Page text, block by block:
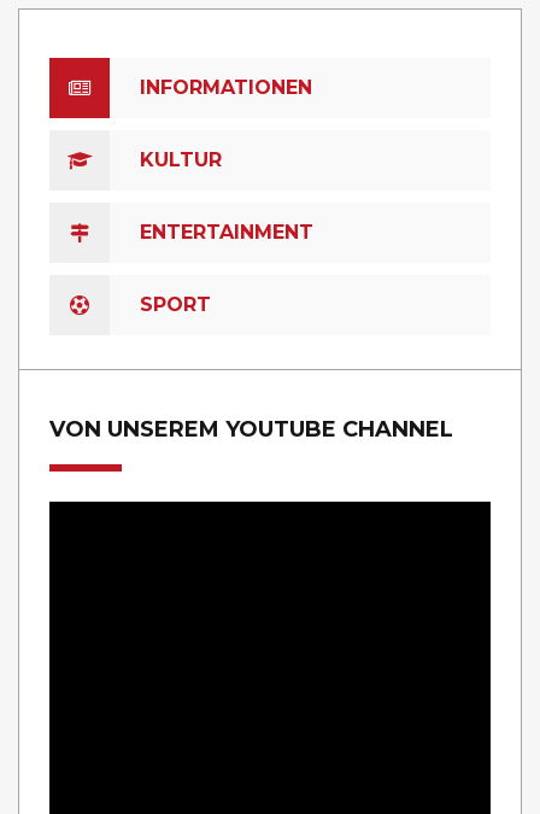
INFORMATIONEN
KULTUR
ENTERTAINMENT
SPORT
VON UNSEREM YOUTUBE CHANNEL